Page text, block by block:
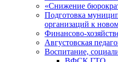
«Снижение
Подготовка
организаций к
Финансово-
Августовская
Воспитание,